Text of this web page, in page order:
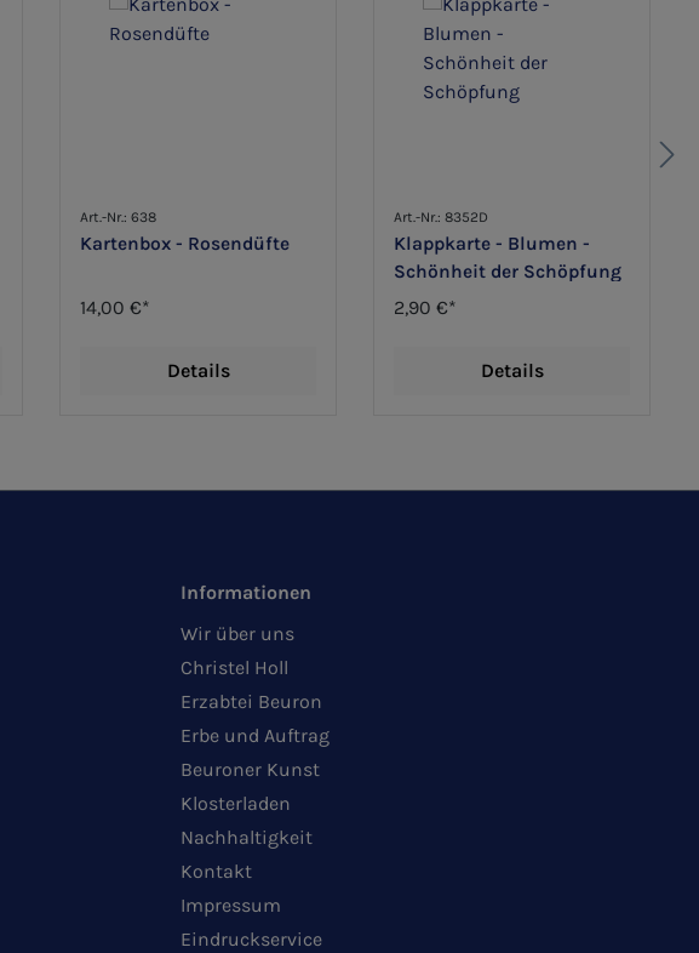
Art.-Nr.: 638
Kartenbox - Rosendüfte
14,00 €*
Details
Art.-Nr.: 8352D
Klappkarte - Blumen -
Schönheit der Schöpfung
2,90 €*
Details
Informationen
Wir über uns
Christel Holl
Erzabtei Beuron
Erbe und Auftrag
Beuroner Kunst
Klosterladen
Nachhaltigkeit
Kontakt
Impressum
Eindruckservice